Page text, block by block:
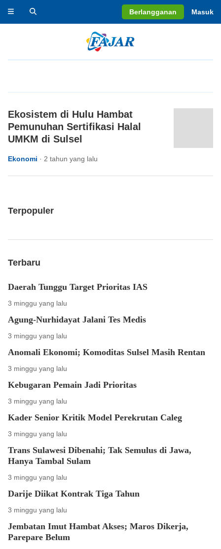
Berlangganan Masuk
Ekosistem di Hulu Hambat
Pemunuhan Sertifikasi Halal
UMKM di Sulsel
Ekonomi · 2 tahun yang lalu
Terpopuler
Terbaru
Daerah Tunggu Target Prioritas IAS
3 minggu yang lalu
Agung-Nurhidayat Jalani Tes Medis
3 minggu yang lalu
Anomali Ekonomi; Komoditas Sulsel Masih Rentan
3 minggu yang lalu
Kebugaran Pemain Jadi Prioritas
3 minggu yang lalu
Kader Senior Kritik Model Perekrutan Caleg
3 minggu yang lalu
Trans Sulawesi Dibenahi; Tak Semulus di Jawa,
Hanya Tambal Sulam
3 minggu yang lalu
Darije Diikat Kontrak Tiga Tahun
3 minggu yang lalu
Jembatan Imut Hambat Akses; Maros Dikerja,
Parepare Belum